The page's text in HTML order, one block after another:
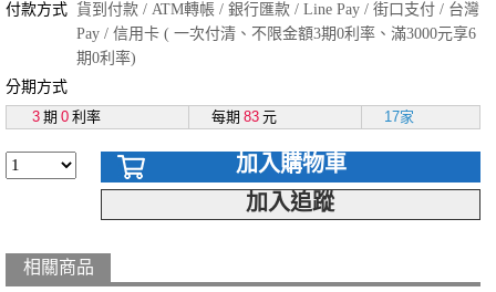
付款方式 貨到付款 / ATM轉帳 / 銀行匯款 / Line Pay / 街口支付 / 台灣
Pay / 信用卡 ( 一次付清、不限金額3期0利率、滿3000元享6
期0利率)
分期方式
3 期 0 利率 每期 83 元 17家
加入購物車
加入追蹤
相關商品